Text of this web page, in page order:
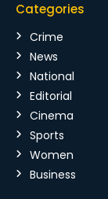
Categories
Crime
News
National
Editorial
Cinema
Sports
Women
Business